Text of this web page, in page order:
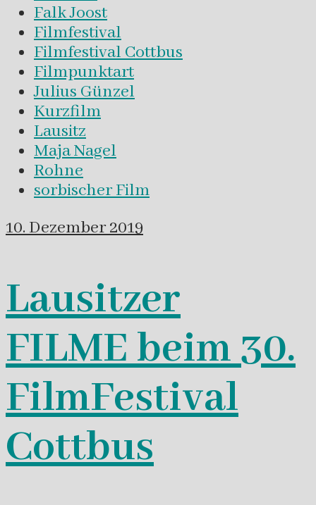
Falk Joost
Filmfestival
Filmfestival Cottbus
Filmpunktart
Julius Günzel
Kurzfilm
Lausitz
Maja Nagel
Rohne
sorbischer Film
10. Dezember 2019
Lausitzer
FILME beim 30.
FilmFestival
Cottbus